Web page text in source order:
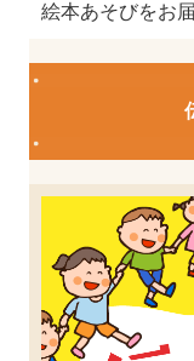
絵本あそびをお